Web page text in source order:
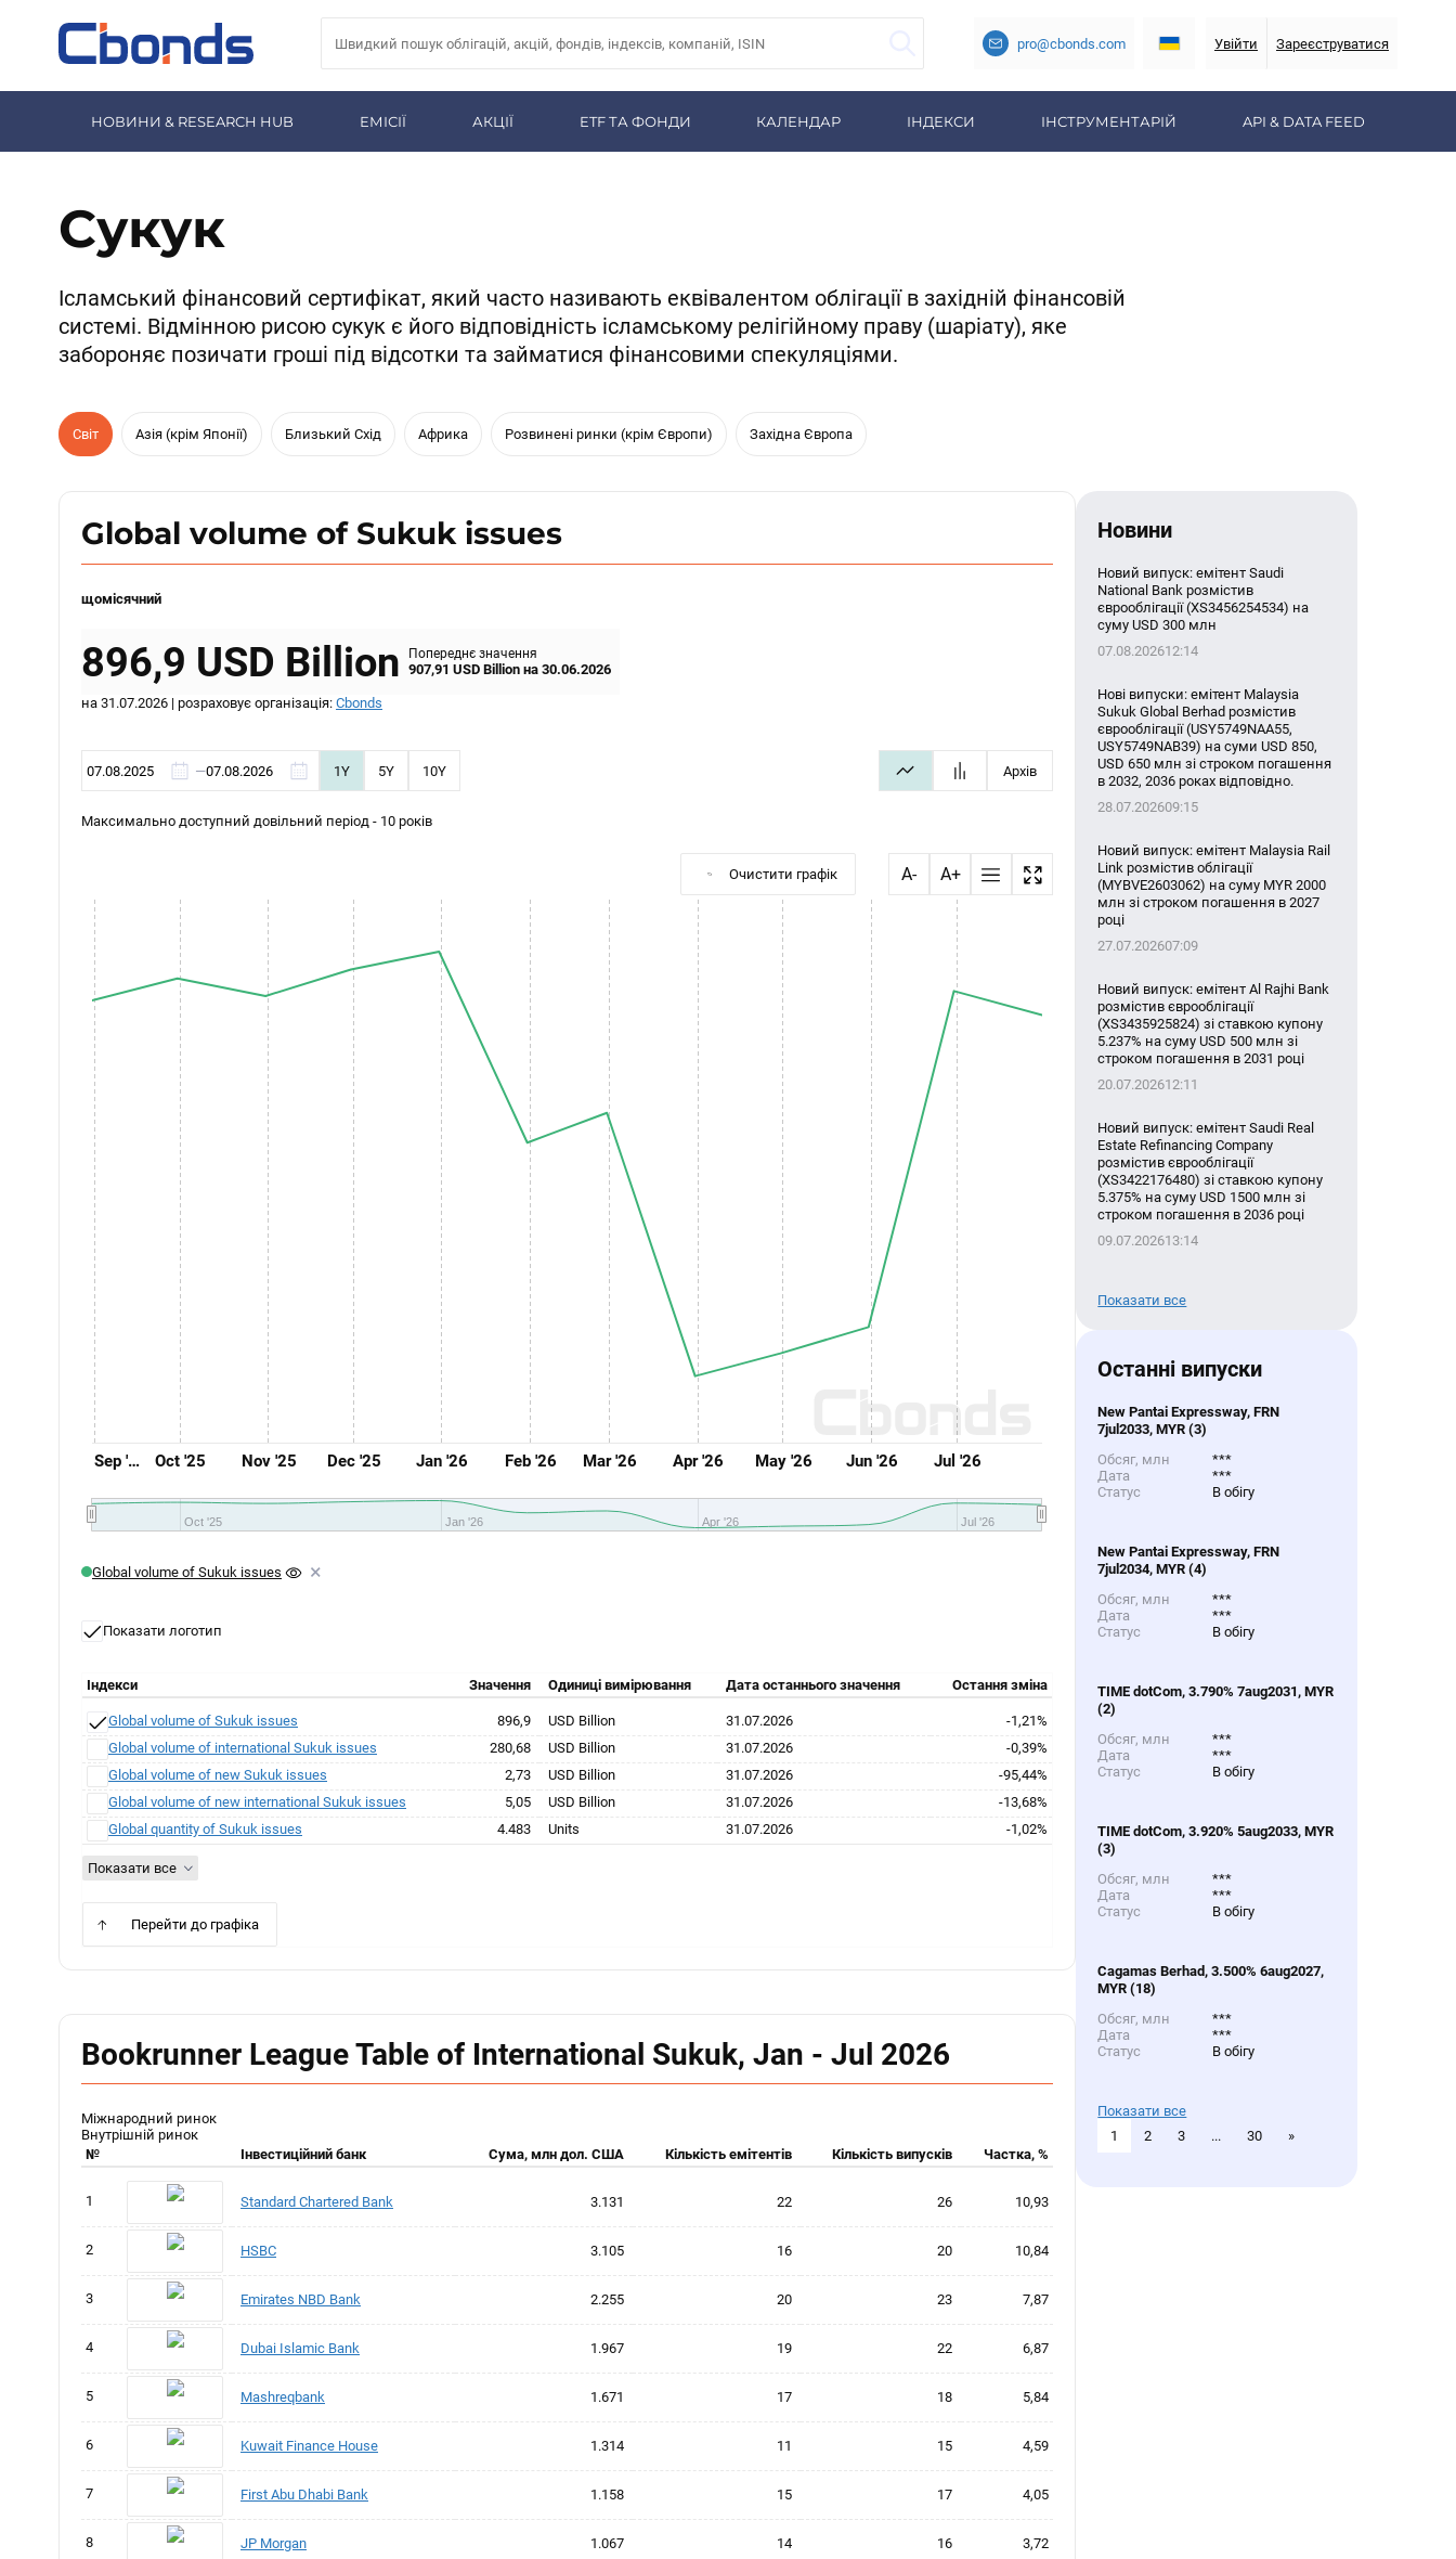
pro@cbonds.com Увійти Зареєструватися
НОВИНИ & RESEARCH HUB ЕМІСІЇ АКЦІЇ ETF ТА ФОНДИ КАЛЕНДАР ІНДЕКСИ ІНСТРУМЕНТАРІЙ API & DATA FEED
Сукук
Ісламський фінансовий сертифікат, який часто називають еквівалентом облігації в західній фінансовій
системі. Відмінною рисою сукук є його відповідність ісламському релігійному праву (шаріату), яке
забороняє позичати гроші під відсотки та займатися фінансовими спекуляціями.
Світ Азія (крім Японії) Близький Схід Африка Розвинені ринки (крім Європи) Західна Європа
Global volume of Sukuk issues
щомісячний
896,9 USD Billion Попереднє значення
907,91 USD Billion на 30.06.2026
на 31.07.2026 | розраховує організація: Cbonds
Архів
— 1Y 5Y 10Y
Максимально доступний довільний період - 10 років
Очистити графік A- A+
Sep '… Oct '25 Nov '25 Dec '25 Jan '26 Feb '26 Mar '26 Apr '26 May '26 Jun '26 Jul '26
Oct '25 Jan '26 Apr '26 Jul '26
Global volume of Sukuk issues ×
Показати логотип
Індекси Значення Одиниці вимірювання Дата останнього значення Остання зміна
Global volume of Sukuk issues 896,9 USD Billion 31.07.2026
-1,21%
Global volume of international Sukuk issues
280,68 USD Billion 31.07.2026
-0,39%
Global volume of new Sukuk issues
2,73 USD Billion 31.07.2026
-95,44%
Global volume of new international Sukuk issues
5,05 USD Billion 31.07.2026
-13,68%
Global quantity of Sukuk issues
4.483 Units 31.07.2026 -1,02%
Показати все
Bookrunner League Table of International Sukuk, Jan - Jul 2026
Міжнародний ринок
Внутрішній ринок
№
Інвестиційний банк Сума, млн дол. США Кількість емітентів Кількість випусків Частка, %
1 Standard Chartered Bank 3.131 22 26 10,93
2 HSBC 3.105 16 20 10,84
3 Emirates NBD Bank 2.255 20 23 7,87
4 Dubai Islamic Bank 1.967 19 22 6,87
5 Mashreqbank 1.671 17 18 5,84
6 Kuwait Finance House 1.314 11 15 4,59
7 First Abu Dhabi Bank 1.158 15 17 4,05
8 JP Morgan 1.067 14 16 3,72
Новини
Новий випуск: емітент Saudi
National Bank розмістив
єврооблігації (XS3456254534) на
суму USD 300 млн
07.08.202612:14
Нові випуски: емітент Malaysia
Sukuk Global Berhad розмістив
єврооблігації (USY5749NAA55,
USY5749NAB39) на суми USD 850,
USD 650 млн зі строком погашення
в 2032, 2036 роках відповідно.
28.07.202609:15
Новий випуск: емітент Malaysia Rail
Link розмістив облігації
(MYBVE2603062) на суму MYR 2000
млн зі строком погашення в 2027
році
27.07.202607:09
Новий випуск: емітент Al Rajhi Bank
розмістив єврооблігації
(XS3435925824) зі ставкою купону
5.237% на суму USD 500 млн зі
строком погашення в 2031 році
20.07.202612:11
Новий випуск: емітент Saudi Real
Estate Refinancing Company
розмістив єврооблігації
(XS3422176480) зі ставкою купону
5.375% на суму USD 1500 млн зі
строком погашення в 2036 році
09.07.202613:14
Показати все
Останні випуски
New Pantai Expressway, FRN
7jul2033, MYR (3)
Обсяг, млн
***
Дата
***
Статус
В обігу
New Pantai Expressway, FRN
7jul2034, MYR (4)
Обсяг, млн
***
Дата
***
Статус
В обігу
TIME dotCom, 3.790% 7aug2031, MYR
(2)
Обсяг, млн
***
Дата
***
Статус
В обігу
TIME dotCom, 3.920% 5aug2033, MYR
(3)
Обсяг, млн
***
Дата
***
Статус
В обігу
Cagamas Berhad, 3.500% 6aug2027,
MYR (18)
Обсяг, млн
***
Дата
***
Статус
В обігу
Показати все
1
2 3 ... 30 »